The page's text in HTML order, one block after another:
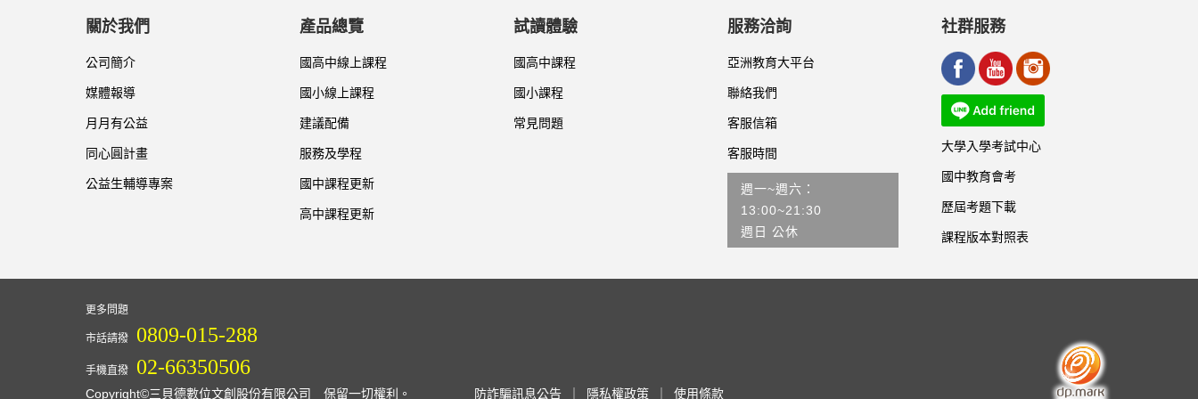
關於我們
公司簡介
媒體報導
月月有公益
同心圓計畫
公益生輔導專案
產品總覽
國高中線上課程
國小線上課程
建議配備
服務及學程
國中課程更新
高中課程更新
試讀體驗
國高中課程
國小課程
常見問題
服務洽詢
亞洲教育大平台
聯絡我們
客服信箱
客服時間
週一~週六：
13:00~21:30
週日 公休
社群服務
大學入學考試中心
國中教育會考
歷屆考題下載
課程版本對照表
更多問題
市話請撥 0809-015-288
手機直撥 02-66350506
Copyright©三貝德數位文創股份有限公司 保留一切權利。 防詐騙訊息公告 隱私權政策 使用條款